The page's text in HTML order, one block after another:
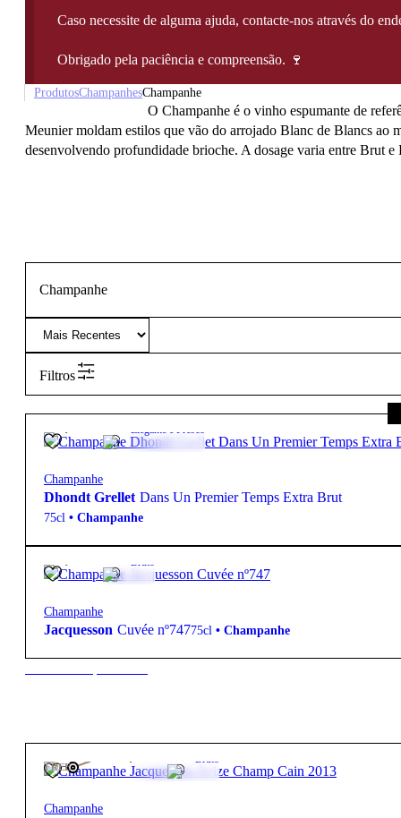
Caso necessite de alguma ajuda, contacte-nos através do
Obrigado pela paciência e compreensão. 🍷
ProdutosChampanhesChampanhe
O Champanhe é o vinho espumante de
Meunier moldam estilos que vão do arrojado Blanc de Blancs ao
desenvolvendo profundidade brioche. A dosage varia entre Brut
Champanhe
Filtros
79,35€ Elegante e Fresco
Champanhe
Dhondt Grellet Dans Un Premier Temps Extra Brut
75cl • Champanhe
79,50€ Bruto
Champanhe
Jacquesson Cuvée nº74775cl • Champanhe
FREE
255,00€ Bruto
Champanhe